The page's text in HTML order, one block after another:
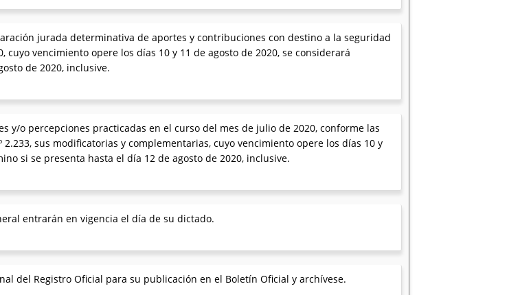
jurada determinativa de aportes y contribuciones con destino a la seguridad
vencimiento opere los días 10 y 11 de agosto de 2020, se considerará
de 2020, inclusive.
y/o percepciones practicadas en el curso del mes de julio de 2020, conforme las
sus modificatorias y complementarias, cuyo vencimiento opere los días 10 y
si se presenta hasta el día 12 de agosto de 2020, inclusive.
entrarán en vigencia el día de su dictado.
del Registro Oficial para su publicación en el Boletín Oficial y archívese.